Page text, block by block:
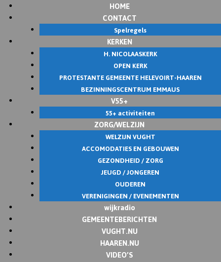
Skip
HOME
CONTACT
Spelregels
KERKEN
H. NICOLAASKERK
OPEN KERK
PROTESTANTE GEMEENTE HELEVOIRT-HAAREN
BEZINNINGSCENTRUM EMMAUS
V55+
55+ activiteiten
ZORG/WELZIJN
WELZIJN VUGHT
ACCOMODATIES EN GEBOUWEN
GEZONDHEID / ZORG
JEUGD / JONGEREN
OUDEREN
VERENIGINGEN / EVENEMENTEN
wijkradio
GEMEENTEBERICHTEN
VUGHT.NU
HAAREN.NU
VIDEO’S